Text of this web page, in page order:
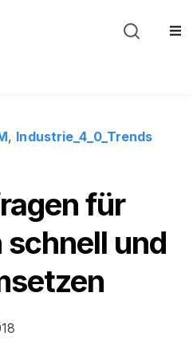
, Industrie_4_0_Trends
für
und